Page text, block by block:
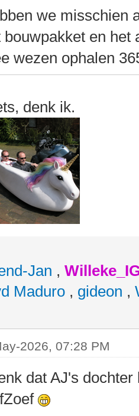
we misschien
bouwpakket en het
wezen ophalen
denk ik.
Jan ,
Maduro , gideon ,
2026, 07:28 PM
dat AJ's